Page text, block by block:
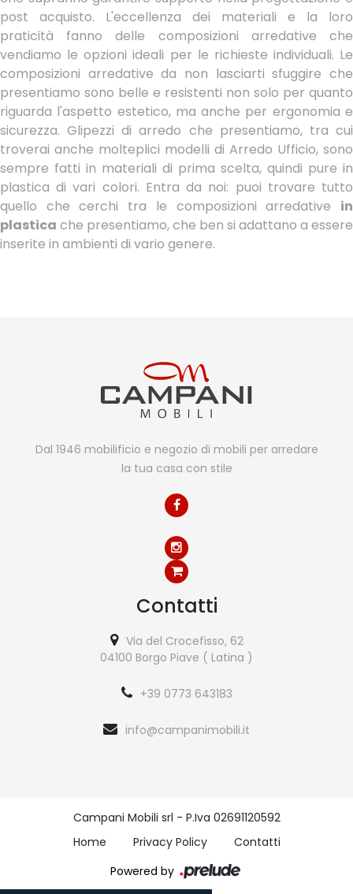
post acquisto. L'eccellenza dei materiali e la loro
praticità fanno delle composizioni arredative che
vendiamo le opzioni ideali per le richieste individuali. Le
composizioni arredative da non lasciarti sfuggire che
presentiamo sono belle e resistenti non solo per quanto
riguarda l'aspetto estetico, ma anche per ergonomia e
sicurezza. Glipezzi di arredo che presentiamo, tra cui
troverai anche molteplici modelli di Arredo Ufficio, sono
sempre fatti in materiali di prima scelta, quindi pure in
plastica di vari colori. Entra da noi: puoi trovare tutto
quello che cerchi tra le composizioni arredative in
plastica che presentiamo, che ben si adattano a essere
inserite in ambienti di vario genere.
Dal 1946 mobilificio e negozio di mobili per arredare
la tua casa con stile
Contatti
Via del Crocefisso, 62
04100 Borgo Piave ( Latina )
+39 0773 643183
info@campanimobili.it
Campani Mobili srl - P.Iva 02691120592
Home
Privacy Policy
Contatti
Powered by